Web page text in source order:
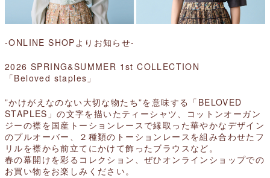
-ONLINE SHOPよりお知らせ-
2026 SPRING&SUMMER 1st COLLECTION
「Beloved staples」
”かけがえなのない大切な物たち”を意味する「BELOVED
STAPLES」の文字を描いたティーシャツ、コットンオーガン
ジーの襟を国産トーションレースで縁取った華やかなデザイン
のプルオーバー、２種類のトーションレースを組み合わせたフ
リルを襟から前立てにかけて飾ったブラウスなど。
春の幕開けを彩るコレクション、 ぜひオンラインショップでの
お買い物をお楽しみください。